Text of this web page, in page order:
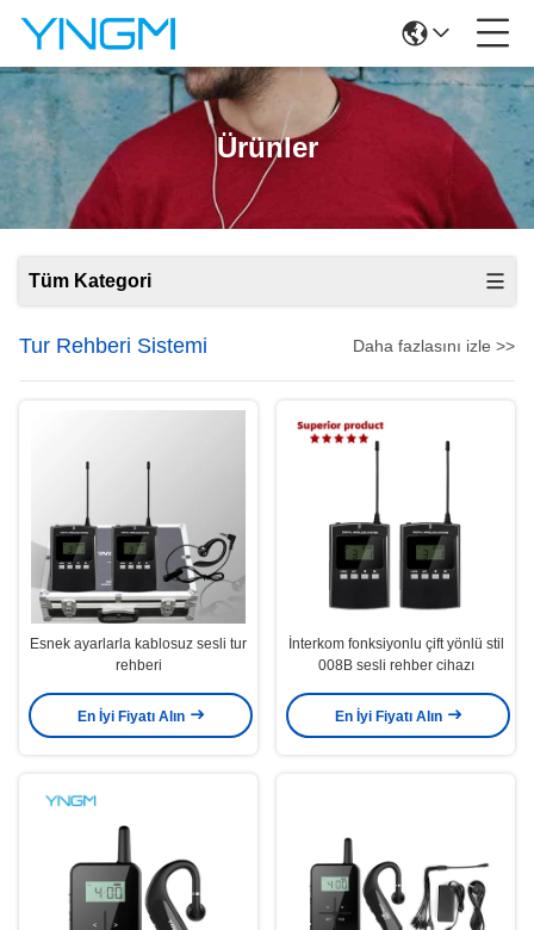
Ürünler
Tüm Kategori
Tur Rehberi Sistemi Daha fazlasını izle >>
Esnek ayarlarla kablosuz sesli tur
rehberi
En İyi Fiyatı Alın
İnterkom fonksiyonlu çift yönlü stil
008B sesli rehber cihazı
En İyi Fiyatı Alın